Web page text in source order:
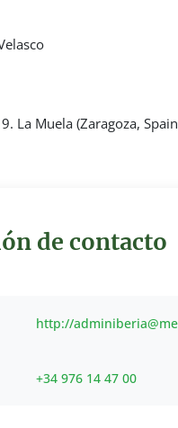
La Muela (Zaragoza,
de contacto
http://
+34 976 14 47 00